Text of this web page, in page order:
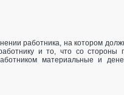
работника, на котором
и то, что со стороны
материальные и